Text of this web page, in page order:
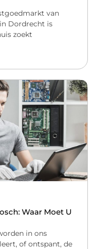
van
Dordrecht is
zoekt
Waar Moet U
in ons
of ontspant, de